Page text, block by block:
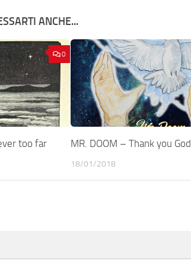
ANCHE...
0
too far MR. DOOM – Thank you God
18/01/2018